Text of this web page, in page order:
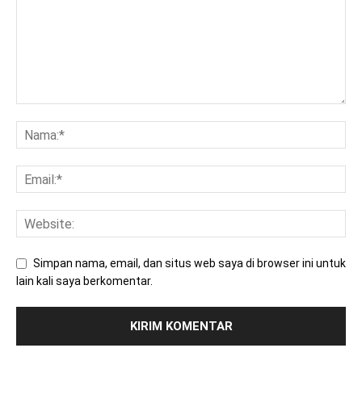
Simpan nama, email, dan situs web saya di browser ini untuk
lain kali saya berkomentar.